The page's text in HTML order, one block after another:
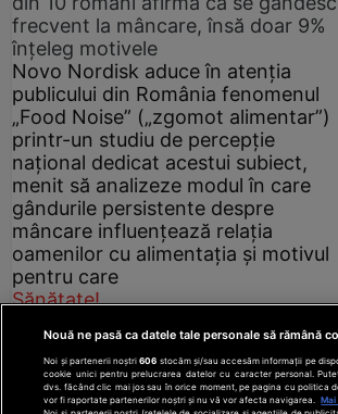
frecvent la mâncare, însă doar 9%
înțeleg motivele
Novo Nordisk aduce în atenția
publicului din România fenomenul
„Food Noise” („zgomot alimentar”)
printr-un studiu de percepție
național dedicat acestui subiect,
menit să analizeze modul în care
gândurile persistente despre
mâncare influențează relația
oamenilor cu alimentația și motivul
pentru care
Sănătate!
Nouă ne pasă ca datele tale personale să rămână
Noi și partenerii noștri606 stocăm și/sau accesăm informații pe
cookie unici pentru prelucrarea datelor cu caracter personal.
dvs. făcând clic mai jos sau în orice moment, pe pagina cu politica
vor fi raportate partenerilor noștri și nu vă vor afecta navigarea.
Mai